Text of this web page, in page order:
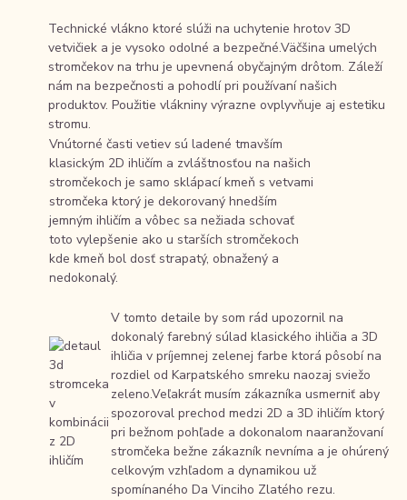
Technické vlákno ktoré slúži na uchytenie hrotov 3D
vetvičiek a je vysoko odolné a bezpečné.Väčšina umelých
stromčekov na trhu je upevnená obyčajným drôtom. Záleží
nám na bezpečnosti a pohodlí pri používaní našich
produktov. Použitie vlákniny výrazne ovplyvňuje aj estetiku
stromu.
Vnútorné časti vetiev sú ladené tmavším
klasickým 2D ihličím a zvláštnosťou na našich
stromčekoch je samo sklápací kmeň s vetvami
stromčeka ktorý je dekorovaný hnedším
jemným ihličím a vôbec sa nežiada schovať
toto vylepšenie ako u starších stromčekoch
kde kmeň bol dosť strapatý, obnažený a
nedokonalý.
V tomto detaile by som rád upozornil na
dokonalý farebný súlad klasického ihličia a 3D
ihličia v príjemnej zelenej farbe ktorá pôsobí na
rozdiel od Karpatského smreku naozaj sviežo
zeleno.Veľakrát musím zákazníka usmerniť aby
spozoroval prechod medzi 2D a 3D ihličím ktorý
pri bežnom pohľade a dokonalom naaranžovaní
stromčeka bežne zákazník nevníma a je ohúrený
celkovým vzhľadom a dynamikou už
spomínaného Da Vinciho Zlatého rezu.